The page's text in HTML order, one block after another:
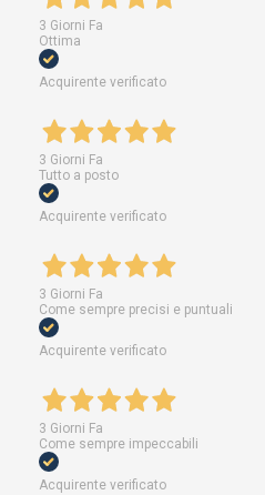
3 Giorni Fa
Ottima
Acquirente verificato
3 Giorni Fa
Tutto a posto
Acquirente verificato
3 Giorni Fa
Come sempre precisi e puntuali
Acquirente verificato
3 Giorni Fa
Come sempre impeccabili
Acquirente verificato